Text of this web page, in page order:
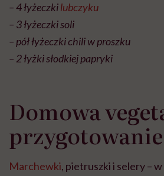
– 4 łyżeczkilubczyku
– 3 łyżeczki soli
– pół łyżeczki chili w proszku
– 2 łyżki słodkiej papryki
Domowa
przygotowanie
Marchewki, pietruszki i selery –